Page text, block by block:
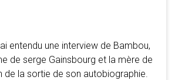
entendu une interview de Bambou,
de serge Gainsbourg et la mère de
de la sortie de son autobiographie.